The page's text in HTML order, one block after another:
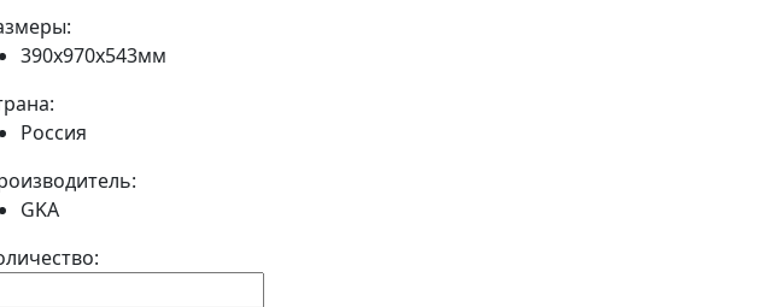
390x970x543мм
Россия
GKA